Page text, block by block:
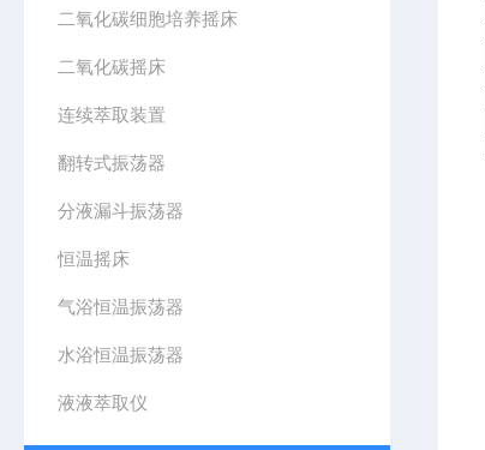
二氧化碳细胞培养摇床
二氧化碳摇床
连续萃取装置
翻转式振荡器
分液漏斗振荡器
恒温摇床
气浴恒温振荡器
水浴恒温振荡器
液液萃取仪